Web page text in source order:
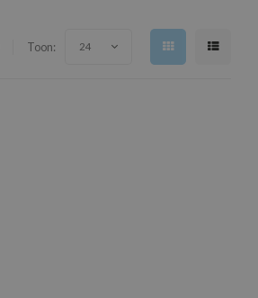
Toon: 24